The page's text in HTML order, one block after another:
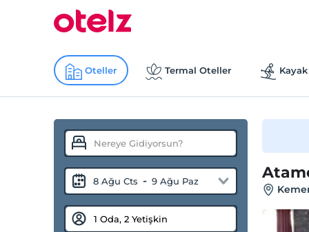
Oteller Termal Oteller
8 Ağu Cts - 9 Ağu Paz